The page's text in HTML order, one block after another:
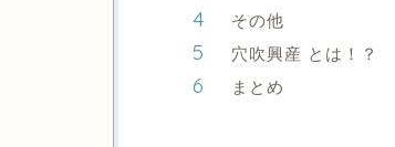
その他
穴吹興産 とは！？
まとめ